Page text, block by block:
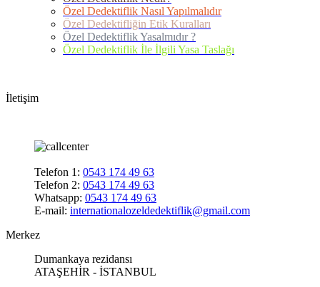
Özel Dedektiflik Nasıl Yapılmalıdır
Özel Dedektifliğin Etik Kuralları
Özel Dedektiflik Yasalmıdır ?
Özel Dedektiflik İle İlgili Yasa Taslağı
İletişim
Telefon 1: 0543 174 49 63
Telefon 2: 0543 174 49 63
Whatsapp: 0543 174 49 63
E-mail: internationalozeldedektiflik@gmail.com
Merkez
Dumankaya rezidansı
ATAŞEHİR - İSTANBUL